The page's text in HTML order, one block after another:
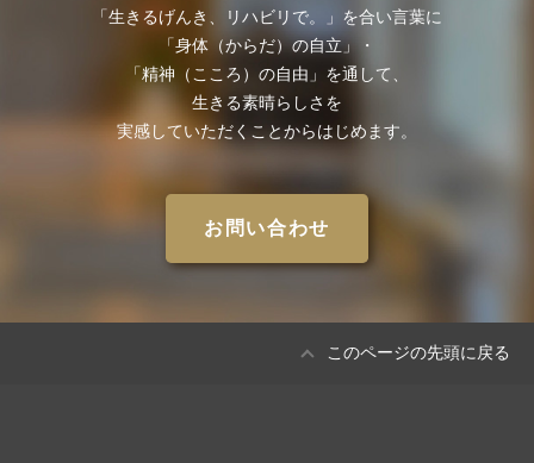
「⽣きるげんき、リハビリで。」を合い⾔葉に
「⾝体（からだ）の⾃⽴」・
「精神（こころ）の⾃由」を通して、
⽣きる素晴らしさを
実感していただくことからはじめます。
お問い合わせ
このページの先頭に戻る